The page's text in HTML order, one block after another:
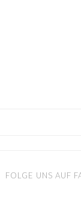
FOLGE UNS AUF